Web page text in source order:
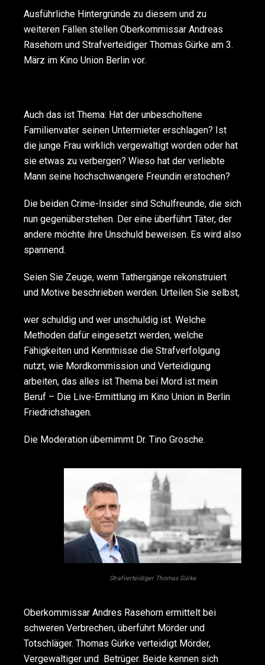
Ausführliche Hintergründe zu diesem und zu
weiteren Fällen stellen Oberkommissar Andreas
Rasehorn und Strafverteidiger Thomas Gürke am 3.
März im Kino Union Berlin vor.
Auch das ist Thema: Hat der unbescholtene
Familienvater seinen Untermieter erschlagen? Ist
die junge Frau wirklich vergewaltigt worden oder hat
sie etwas zu verbergen? Wieso hat der verliebte
Mann seine hochschwangere Freundin erstochen?
Die beiden Crime-Insider sind Schulfreunde, die sich
nun gegenüberstehen. Der eine überführt Täter, der
andere möchte ihre Unschuld beweisen. Es wird also
spannend.
Seien Sie Zeuge, wenn Tathergänge rekonstruiert
und Motive beschrieben werden. Urteilen Sie selbst,
wer schuldig und wer unschuldig ist. Welche
Methoden dafür eingesetzt werden, welche
Fähigkeiten und Kenntnisse die Strafverfolgung
nutzt, wie Mordkommission und Verteidigung
arbeiten, das alles ist Thema bei Mord ist mein
Beruf – Die Live-Ermittlung im Kino Union in Berlin
Friedrichshagen.
Die Moderation übernimmt Dr. Tino Grosche.
Strafverteidiger Thomas Gürke
Oberkommissar Andres Rasehorn ermittelt bei
schweren Verbrechen, überführt Mörder und
Totschläger. Thomas Gürke verteidigt Mörder,
Vergewaltiger und Betrüger. Beide kennen sich